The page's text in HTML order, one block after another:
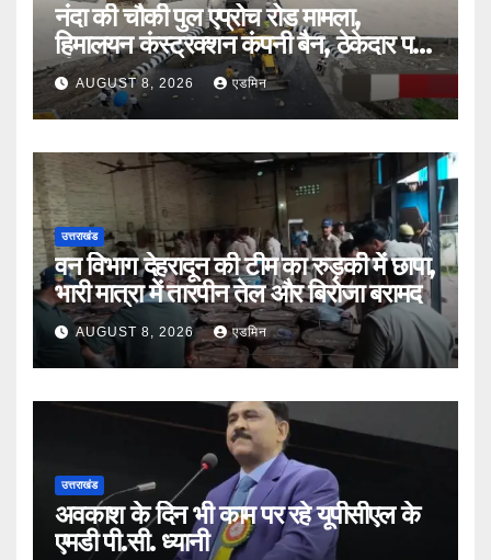
नंदा की चौकी पुल एप्रोच रोड मामला,
हिमालयन कंस्ट्रक्शन कंपनी बैन, ठेकेदार पर
भी एक्शन
AUGUST 8, 2026 एडमिन
उत्तराखंड
वन विभाग देहरादून की टीम का रुड़की में छापा,
भारी मात्रा में तारपीन तेल और बिरोजा बरामद
AUGUST 8, 2026 एडमिन
उत्तराखंड
अवकाश के दिन भी काम पर रहे यूपीसीएल के
एमडी पी.सी. ध्यानी